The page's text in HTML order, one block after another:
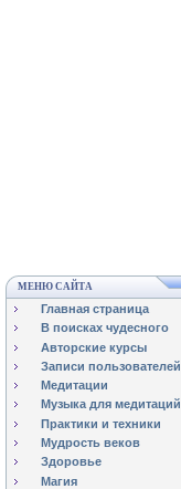
МЕНЮ САЙТА
Главная страница
В поисках чудесного
Авторские курсы
Записи пользователей
Медитации
Музыка для медитаций
Практики и техники
Мудрость веков
Здоровье
Магия